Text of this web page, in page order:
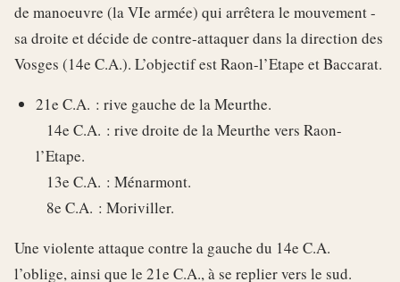
de manoeuvre (la VIe armée) qui arrêtera le mouvement -
sa droite et décide de contre-attaquer dans la direction des
Vosges (14e C.A.). L’objectif est Raon-l’Etape et Baccarat.
21e C.A. : rive gauche de la Meurthe.
14e C.A. : rive droite de la Meurthe vers Raon-
l’Etape.
13e C.A. : Ménarmont.
8e C.A. : Moriviller.
Une violente attaque contre la gauche du 14e C.A.
l’oblige, ainsi que le 21e C.A., à se replier vers le sud.